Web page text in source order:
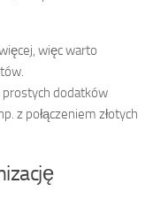
więc warto
dodatków
z połączeniem złotych